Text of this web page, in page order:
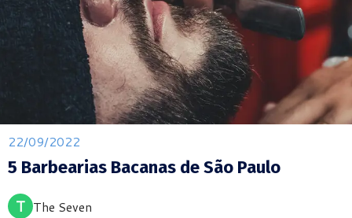
22/09/2022
5 Barbearias Bacanas de São Paulo
T The Seven